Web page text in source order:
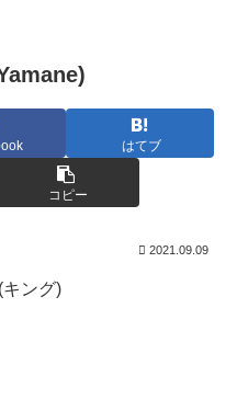
はてブ
コピー
2021.09.09
ング)